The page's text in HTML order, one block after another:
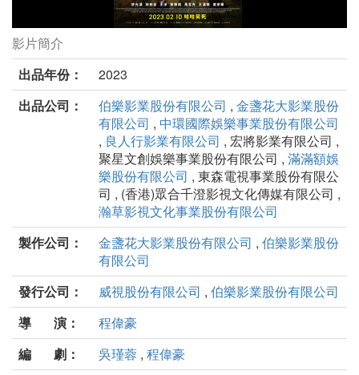
關於我和鬼變成家人的那件事劇照
影片簡介
出品年份：
2023
出品公司：
伯樂影業股份有限公司 , 金盞花大影業股份
有限公司 , 中環國際娛樂事業股份有限公司
, 良人行影業有限公司 , 宏將影業有限公司 ,
聚星文創娛樂事業股份有限公司 , 滿滿額娛
樂股份有限公司 , 東森電視事業股份有限公
司 , (香港)眾合千澄影視文化傳媒有限公司 ,
瀚草影視文化事業股份有限公司
製作公司：
金盞花大影業股份有限公司 , 伯樂影業股份
有限公司
發行公司：
威視股份有限公司 , 伯樂影業股份有限公司
導 演：
程偉豪
編 劇：
吳瑾蓉 , 程偉豪